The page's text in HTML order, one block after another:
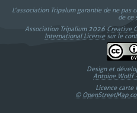
L’association Tripalum garantie de ne
de ce
Association Tripalium 2026 Creative
International Licensesur le
Design et
Antoine Wolff
Licence carte
© OpenStreetMap